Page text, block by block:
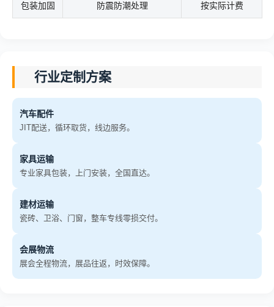
包装加固 防震防潮处理 按实际计费
行业定制方案
汽车配件
JIT配送，循环取货，线边服务。
家具运输
专业家具包装，上门安装，全国直达。
建材运输
瓷砖、卫浴、门窗，整车专线零损交付。
会展物流
展会全程物流，展品往返，时效保障。